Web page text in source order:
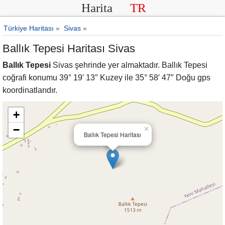
Harita TR
Türkiye Haritası » Sivas »
Ballık Tepesi Haritası Sivas
Ballık Tepesi Sivas şehrinde yer almaktadır. Ballık Tepesi
coğrafi konumu 39° 19′ 13″ Kuzey ile 35° 58′ 47″ Doğu gps
koordinatlarıdır.
Ballık Tepesi Haritası
×
+
−